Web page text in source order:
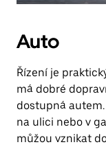
Auto
Řízení je
má dobré
dostupná
na ulici nebo v
můžou vznikat